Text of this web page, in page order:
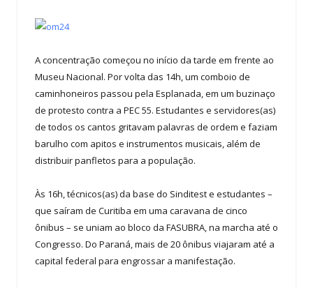
A concentração começou no início da tarde em frente ao
Museu Nacional. Por volta das 14h, um comboio de
caminhoneiros passou pela Esplanada, em um buzinaço
de protesto contra a PEC 55. Estudantes e servidores(as)
de todos os cantos gritavam palavras de ordem e faziam
barulho com apitos e instrumentos musicais, além de
distribuir panfletos para a população.
Às 16h, técnicos(as) da base do Sinditest e estudantes –
que saíram de Curitiba em uma caravana de cinco
ônibus – se uniam ao bloco da FASUBRA, na marcha até o
Congresso. Do Paraná, mais de 20 ônibus viajaram até a
capital federal para engrossar a manifestação.